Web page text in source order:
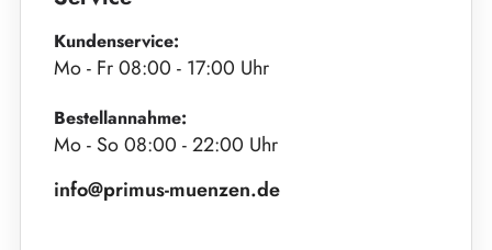
Kundenservice:
Mo - Fr 08:00 - 17:00 Uhr
Bestellannahme:
Mo - So 08:00 - 22:00 Uhr
info@primus-muenzen.de